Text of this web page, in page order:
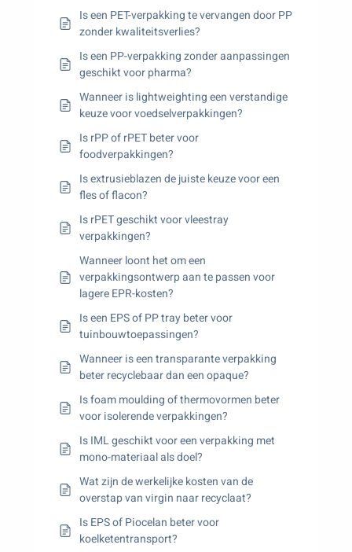
Is een PET-verpakking te vervangen door PP
zonder kwaliteitsverlies?
Is een PP-verpakking zonder aanpassingen
geschikt voor pharma?
Wanneer is lightweighting een verstandige
keuze voor voedselverpakkingen?
Is rPP of rPET beter voor
foodverpakkingen?
Is extrusieblazen de juiste keuze voor een
fles of flacon?
Is rPET geschikt voor vleestray
verpakkingen?
Wanneer loont het om een
verpakkingsontwerp aan te passen voor
lagere EPR-kosten?
Is een EPS of PP tray beter voor
tuinbouwtoepassingen?
Wanneer is een transparante verpakking
beter recyclebaar dan een opaque?
Is foam moulding of thermovormen beter
voor isolerende verpakkingen?
Is IML geschikt voor een verpakking met
mono-materiaal als doel?
Wat zijn de werkelijke kosten van de
overstap van virgin naar recyclaat?
Is EPS of Piocelan beter voor
koelketentransport?